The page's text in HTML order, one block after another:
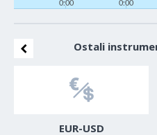
0:00
0:00
Ostali
EUR-USD